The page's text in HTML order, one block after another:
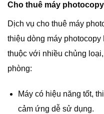
Cho thuê máy
Dịch vụ cho thuê máy
thiệu dòng máy
thuộc với nhiều chủng
phòng:
Máy có hiệu năng tốt,
cảm ứng dễ sử dụng.